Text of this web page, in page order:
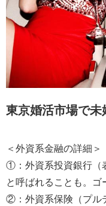
東京婚活市場で
＜外資系金融の詳細＞
①：外資系投資銀行（
と呼ばれることも。ゴ
②：外資系保険（プル